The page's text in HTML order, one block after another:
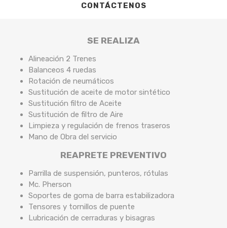
CONTÁCTENOS
SE REALIZA
Alineación 2 Trenes
Balanceos 4 ruedas
Rotación de neumáticos
Sustitución de aceite de motor sintético
Sustitución filtro de Aceite
Sustitución de filtro de Aire
Limpieza y regulación de frenos traseros
Mano de Obra del servicio
REAPRETE PREVENTIVO
Parrilla de suspensión, punteros, rótulas
Mc. Pherson
Soportes de goma de barra estabilizadora
Tensores y tornillos de puente
Lubricación de cerraduras y bisagras